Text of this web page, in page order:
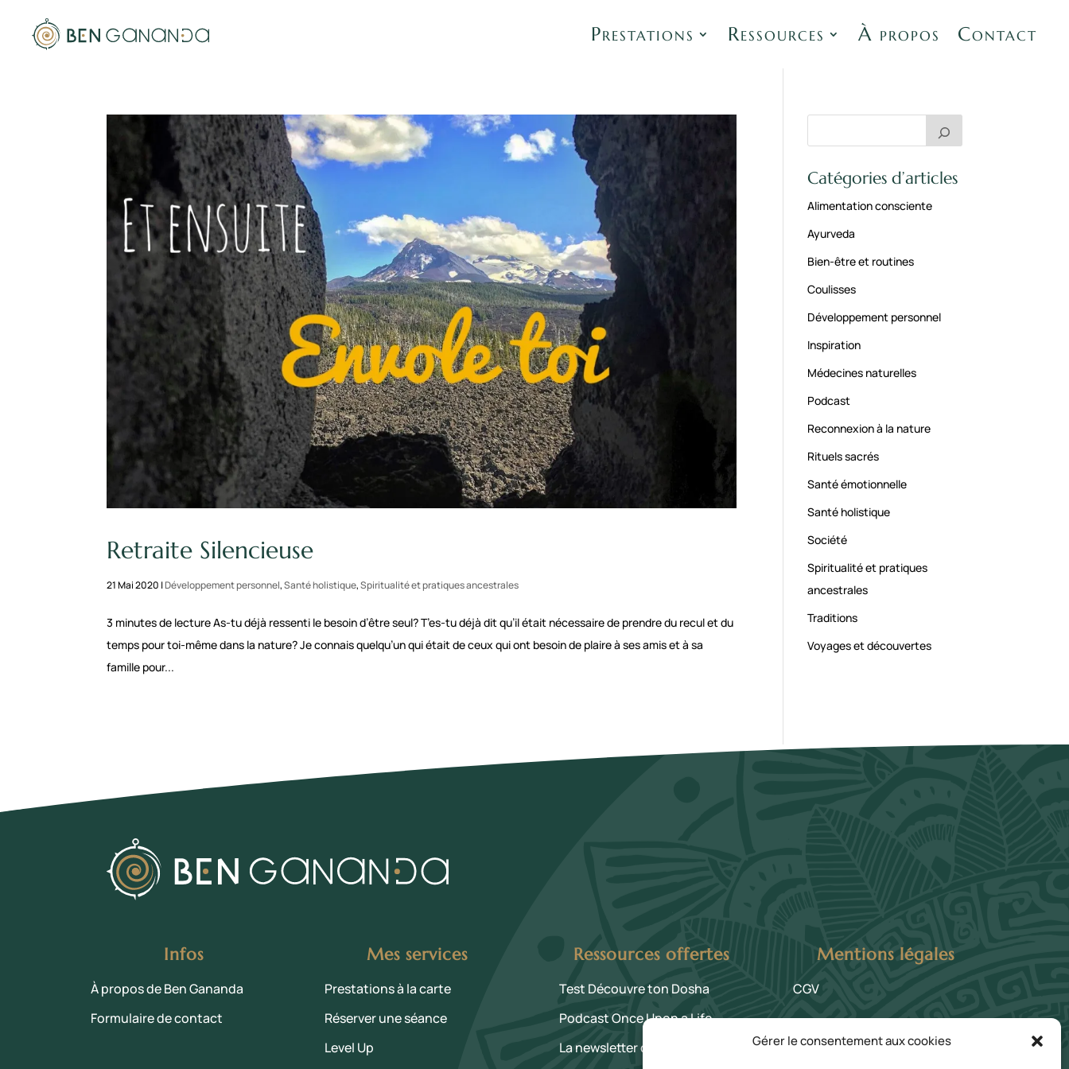
Gérer le consentement aux cookies
Prestations Ressources À propos Contact
Retraite Silencieuse
21 Mai 2020 |Développement personnel,Santé holistique,Spiritualité et pratiques ancestrales
3 minutes de lecture As-tu déjà ressenti le besoin d’être seul? T’es-tu déjà dit qu’il était nécessaire de prendre du recul et du
temps pour toi-même dans la nature? Je connais quelqu’un qui était de ceux qui ont besoin de plaire à ses amis et à sa
famille pour...
Catégories d’articles
Alimentation consciente
Ayurveda
Bien-être et routines
Coulisses
Développement personnel
Inspiration
Médecines naturelles
Podcast
Reconnexion à la nature
Rituels sacrés
Santé émotionnelle
Santé holistique
Société
Spiritualité et pratiques
ancestrales
Traditions
Voyages et découvertes
Infos
À propos de Ben Gananda
Formulaire de contact
Mes services
Prestations à la carte
Réserver une séance
Level Up
Ressources offertes
Test Découvre ton Dosha
Podcast Once Upon a Life
La newsletter des Curieux·ses
Mentions légales
CGV
Politique de confidentialité